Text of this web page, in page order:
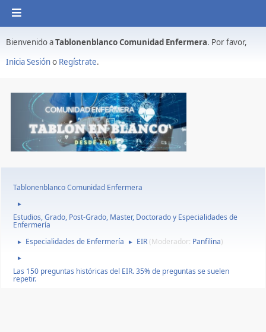
Bienvenido aTablonenblanco Comunidad Enfermera. Por favor,
Inicia Sesióno Regístrate.
Tablonenblanco Comunidad Enfermera
►
Estudios, Grado, Post-Grado, Master, Doctorado y Especialidades de
Enfermería
► Especialidades de Enfermería ► EIR (Moderador: Panfilina)
►
Las 150 preguntas históricas del EIR. 35% de preguntas se suelen
repetir.